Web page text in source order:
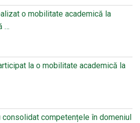
o mobilitate academică la
…
la o mobilitate academică la
consolidat competențele în domeniul